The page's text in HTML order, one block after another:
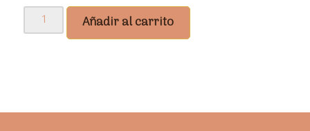
Peto
midi
Añadir al carrito